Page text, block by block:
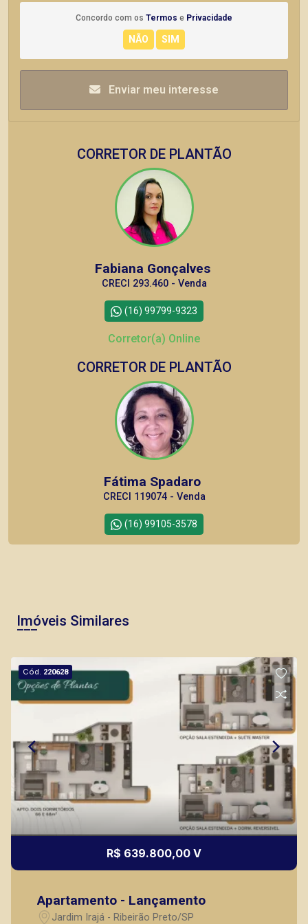
Concordo com os Termos e Privacidade
Enviar meu interesse
CORRETOR DE PLANTÃO
Fabiana Gonçalves
CRECI 293.460 - Venda
(16) 99799-9323
Corretor(a) Online
CORRETOR DE PLANTÃO
Fátima Spadaro
CRECI 119074 - Venda
(16) 99105-3578
Thamiris Leandra Benevides
CRECI 270092 - Venda
(16) 99263-0551
Corretor(a) Online
CORRETOR DE PLANTÃO
Marcos Antonio Ferreira
Imóveis Similares
Cód. 220628
R$ 639.800,00 V
Apartamento - Lançamento
Jardim Irajá - Ribeirão Preto/SP